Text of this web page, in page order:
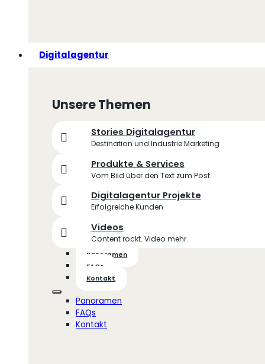
Digitalagentur
Unsere Themen
Stories Digitalagentur
Destination und Industrie Marketing
Produkte & Services
Vom Bild über den Text zum Post
Digitalagentur Projekte
Erfolgreiche Kunden
Videos
Content rockt. Video mehr.
Panoramen
FAQs
Kontakt
Panoramen
FAQs
Kontakt